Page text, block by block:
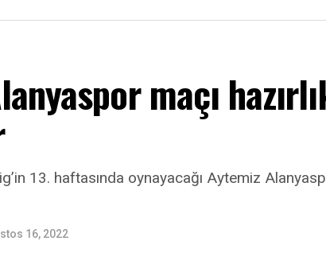
maçı
13. haftasında oynayacağı Aytemiz
16, 2022